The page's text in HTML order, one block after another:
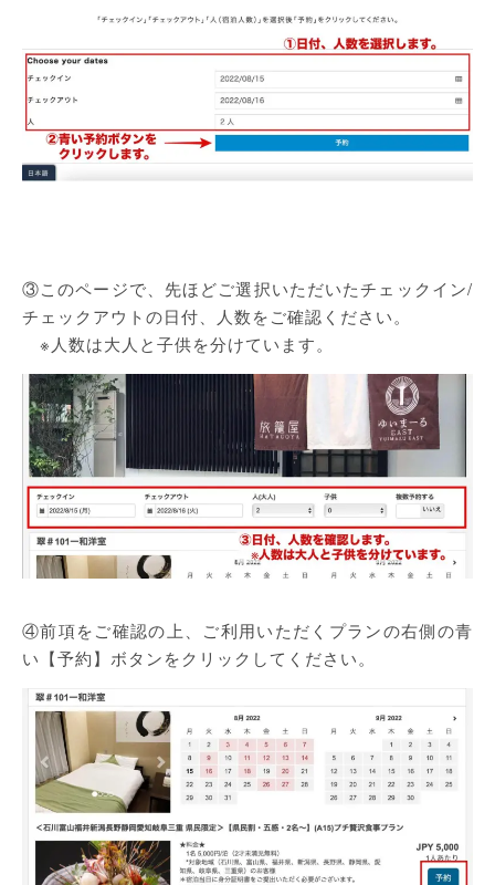
③このページで、先ほどご選択いただいたチェックイン/
チェックアウトの日付、人数をご確認ください。
※人数は大人と子供を分けています。
④前項をご確認の上、ご利用いただくプランの右側の青
い【予約】ボタンをクリックしてください。